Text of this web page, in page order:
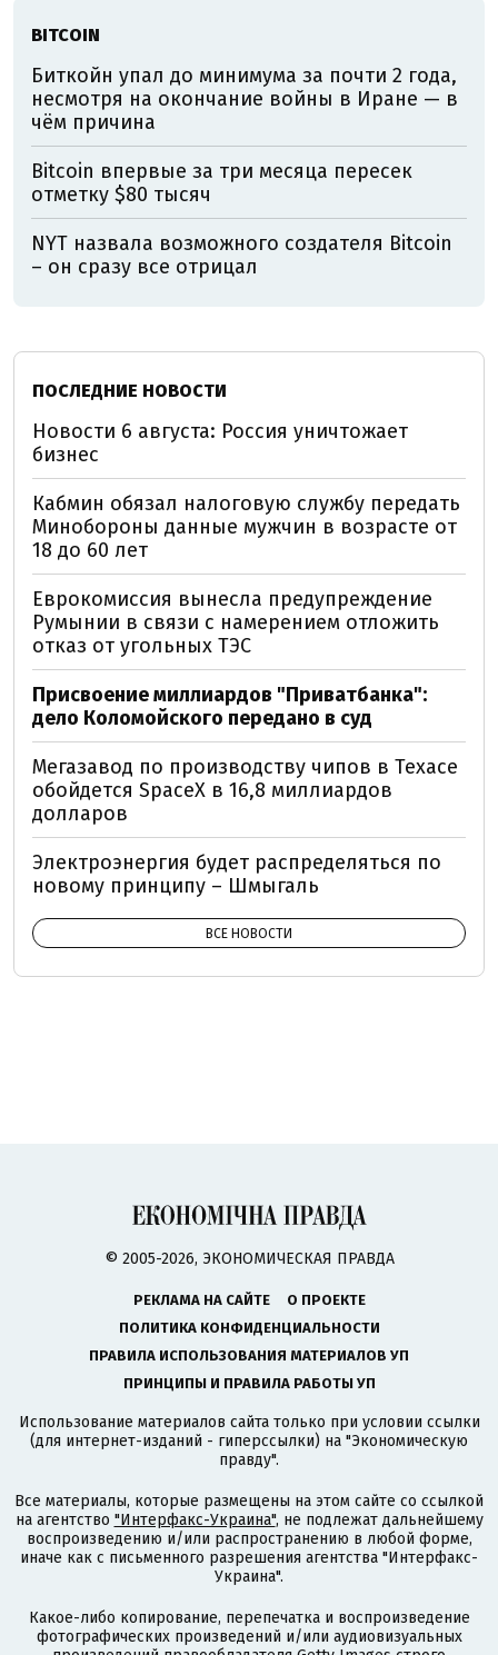
BITCOIN
Биткойн упал до минимума за почти 2 года,
несмотря на окончание войны в Иране — в
чём причина
Bitcoin впервые за три месяца пересек
отметку $80 тысяч
NYT назвала возможного создателя Bitcoin
– он сразу все отрицал
ПОСЛЕДНИЕ НОВОСТИ
Новости 6 августа: Россия уничтожает
бизнес
Кабмин обязал налоговую службу передать
Минобороны данные мужчин в возрасте от
18 до 60 лет
Еврокомиссия вынесла предупреждение
Румынии в связи с намерением отложить
отказ от угольных ТЭС
Присвоение миллиардов "Приватбанка":
дело Коломойского передано в суд
Мегазавод по производству чипов в Техасе
обойдется SpaceX в 16,8 миллиардов
долларов
Электроэнергия будет распределяться по
новому принципу – Шмыгаль
ВСЕ НОВОСТИ
© 2005-2026, ЭКОНОМИЧЕСКАЯ ПРАВДА
РЕКЛАМА НА САЙТЕ
О ПРОЕКТЕ
ПОЛИТИКА КОНФИДЕНЦИАЛЬНОСТИ
ПРАВИЛА ИСПОЛЬЗОВАНИЯ МАТЕРИАЛОВ УП
ПРИНЦИПЫ И ПРАВИЛА РАБОТЫ УП
Использование материалов сайта только при условии ссылки
(для интернет-изданий - гиперссылки) на "Экономическую
правду".
Все материалы, которые размещены на этом сайте со ссылкой
на агентство "Интерфакс-Украина", не подлежат дальнейшему
воспроизведению и/или распространению в любой форме,
иначе как с письменного разрешения агентства "Интерфакс-
Украина".
Какое-либо копирование, перепечатка и воспроизведение
фотографических произведений и/или аудиовизуальных